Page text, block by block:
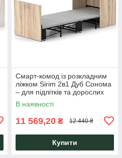
Смарт-комод із розкладним
ліжком Sirim 2в1 Дуб Сонома
– для підлітків та дорослих
Knap Knap
В наявності
11 569,20 ₴ 12 440 ₴
Купити